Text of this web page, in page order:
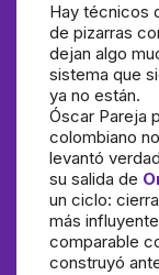
Hay técnicos
de pizarras
dejan algo
sistema que
ya no están.
Óscar Pareja
colombiano
levantó
su salida de
un ciclo:
más
comparable
construyó